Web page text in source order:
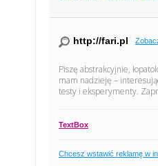
http://fari.pl
Piszę abstrakcyjnie,
mam nadzieję –
testy i eksperymenty.
TextBox
Chcesz wstawić reklamę w